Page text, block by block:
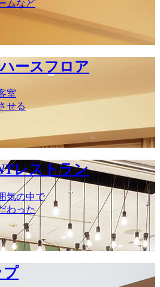
ムなど
ハースフロア
室
せる
レストラン
気の中で
わった
プ